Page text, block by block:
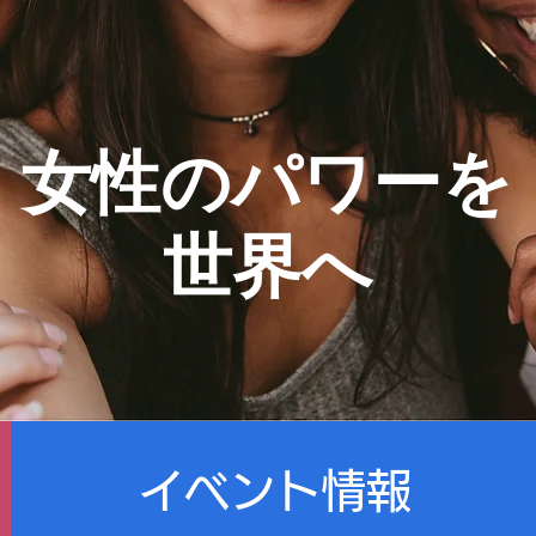
女性のパワーを
​世界へ
イベント情報